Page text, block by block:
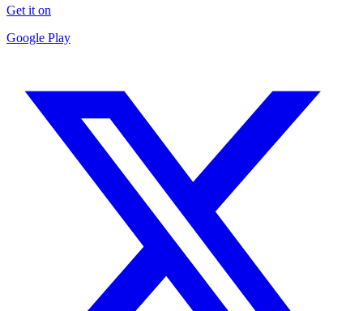
Get it on
Google Play